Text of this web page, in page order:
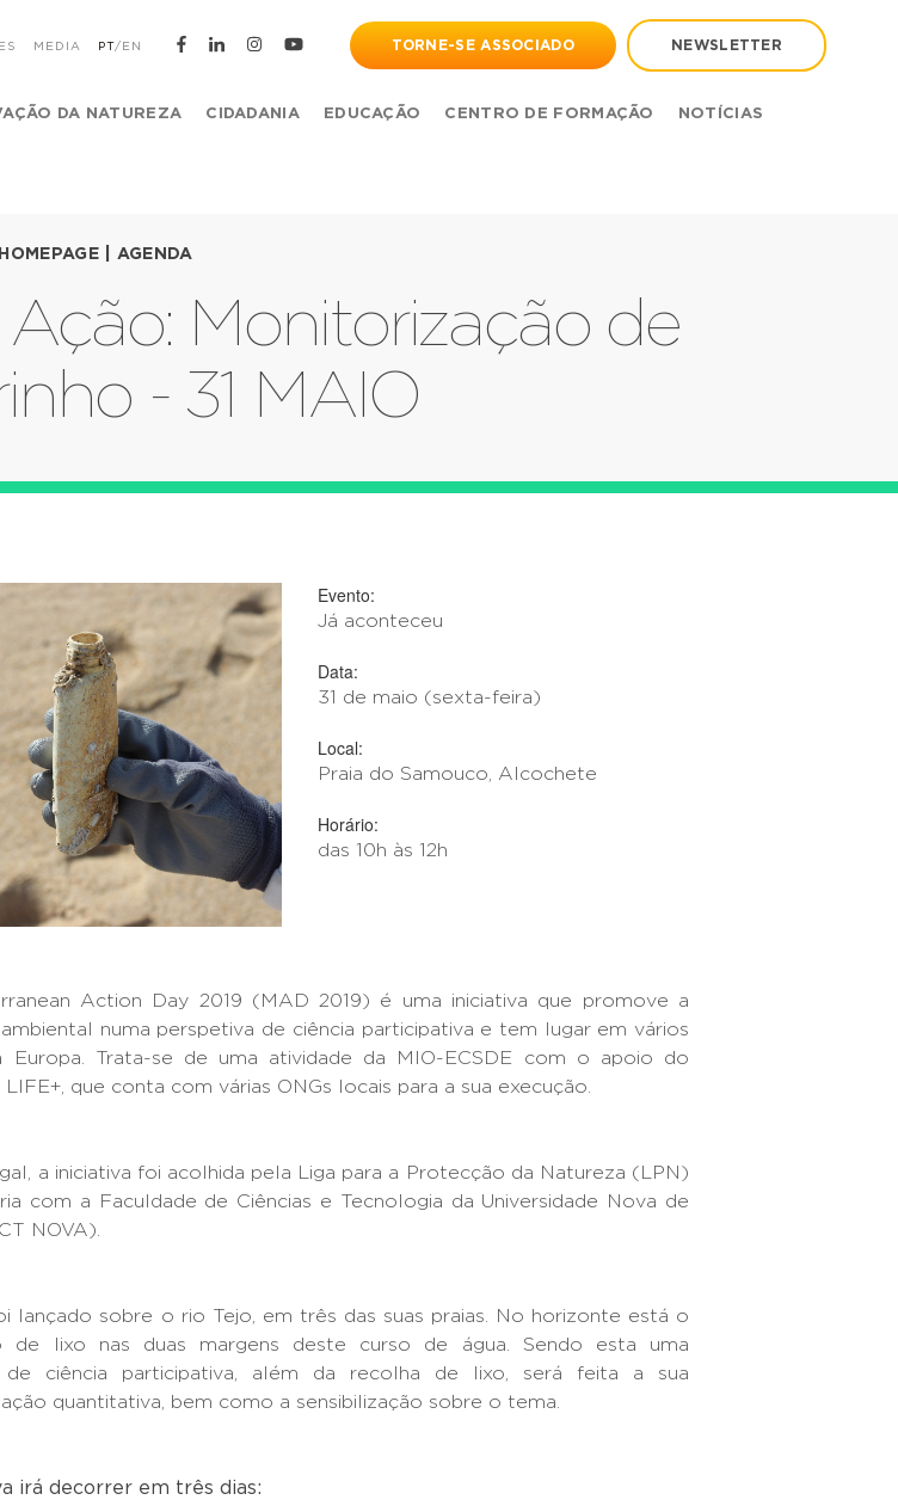
MEDIA PT/ EN TORNE-SE ASSOCIADO NEWSLETTER
DA NATUREZA CIDADANIA EDUCAÇÃO CENTRO DE FORMAÇÃO NOTÍCIAS
HOMEPAGE| AGENDA
Monitorização de
- 31 MAIO
Evento:
Já aconteceu
Data:
31 de maio (sexta-feira)
Local:
Praia do Samouco, Alcochete
Horário:
das 10h às 12h
Action Day 2019 (MAD 2019) é uma iniciativa que promove a
ambiental numa perspetiva de ciência participativa e tem lugar em vários
Europa. Trata-se de uma atividade da MIO-ECSDE com o apoio do
que conta com várias ONGs locais para a sua execução.
a iniciativa foi acolhida pela Liga para a Protecção da Natureza (LPN)
com a Faculdade de Ciências e Tecnologia da Universidade Nova de
NOVA).
lançado sobre o rio Tejo, em três das suas praias. No horizonte está o
de lixo nas duas margens deste curso de água. Sendo esta uma
de ciência participativa, além da recolha de lixo, será feita a sua
quantitativa, bem como a sensibilização sobre o tema.
irá decorrer em três dias: